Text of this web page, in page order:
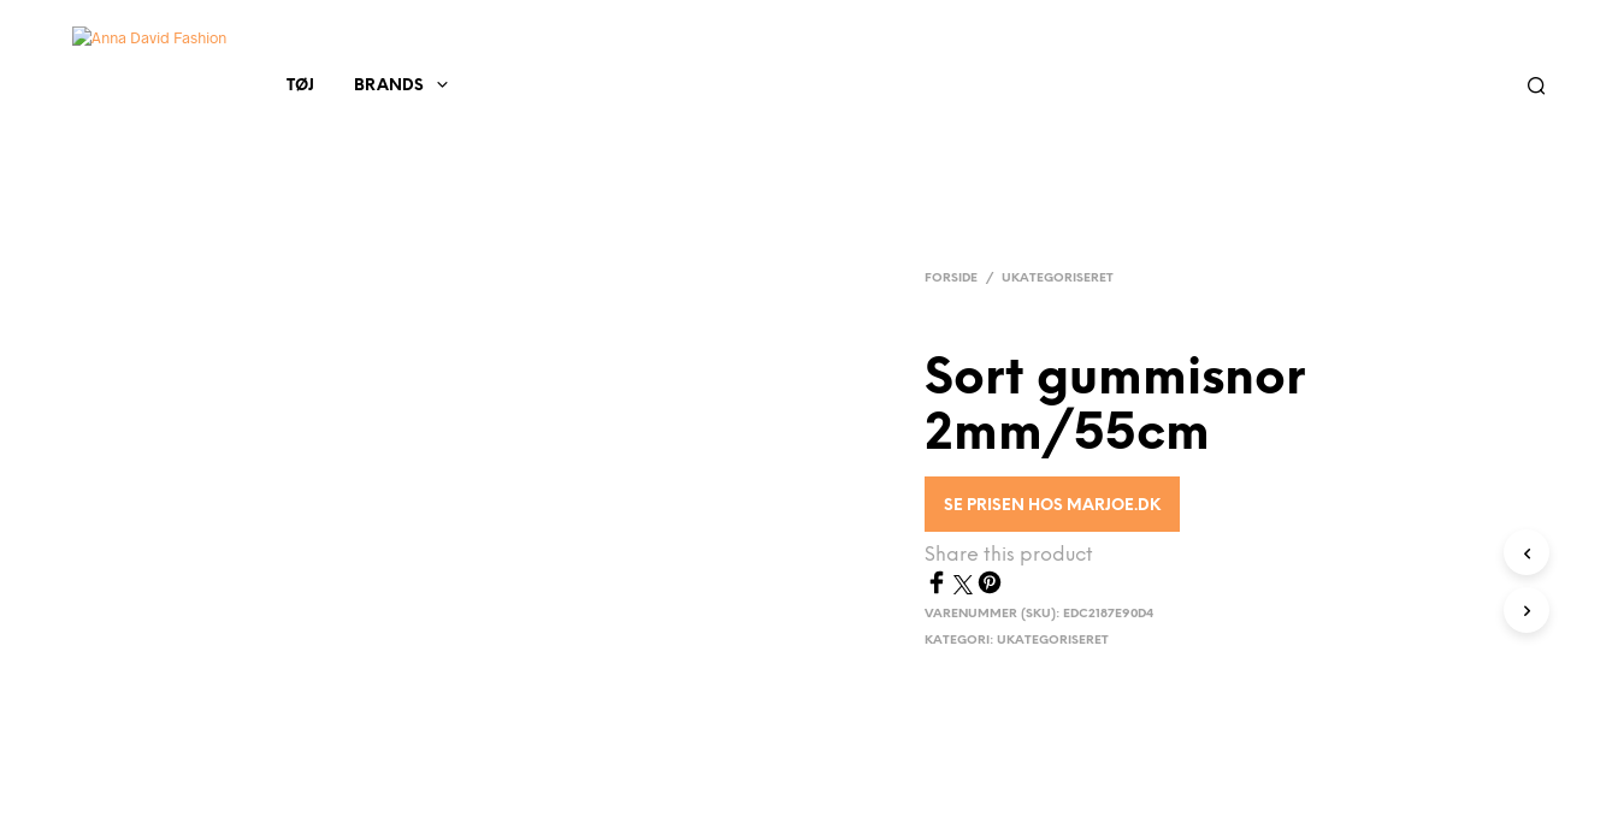
TØJ BRANDS
FORSIDE / UKATEGORISERET
Sort gummisnor
2mm/55cm
SE PRISEN HOS MARJOE.DK
Share this product
VARENUMMER (SKU): EDC2187E90D4
KATEGORI:UKATEGORISERET